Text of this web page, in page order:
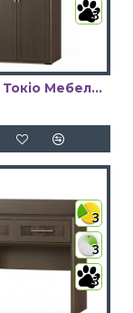
3
Шафа 2Д Токіо Мебель Сервіс
3
3
3